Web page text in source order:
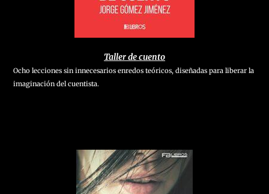
Taller de cuento
Ocho lecciones sin innecesarios enredos teóricos, diseñadas para liberar la
imaginación del cuentista.